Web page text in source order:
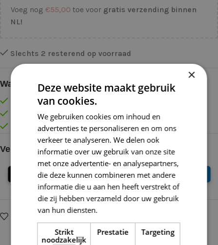
Voeg nog €55,00 toe voor gratis verzending binnen
NL!
Slechts 2 resterend op voorraad
Waarom kopen bij de Wolkast?
Lage verzendkosten vanaf € 4,99 binnen NL
Gratis verzonden vanaf €55,-
Vóór 16:30 besteld = Zelfde (werk)dag verzonden
Veilig online betalen
×
Deze website maakt gebruik
van cookies.
We gebruiken cookies om inhoud en
advertenties te personaliseren en om ons
verkeer te analyseren. We delen ook
informatie over uw gebruik van onze site
met onze advertentie- en analysepartners,
die deze kunnen combineren met andere
informatie die u aan hen heeft verstrekt of
die zij hebben verzameld door uw gebruik
van hun diensten.
Strikt
noodzakelijk
Prestatie Targeting